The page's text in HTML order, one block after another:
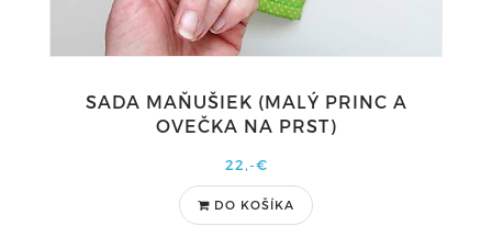
SADA MAŇUŠIEK (MALÝ PRINC A
OVEČKA NA PRST)
22,-€
DO KOŠÍKA